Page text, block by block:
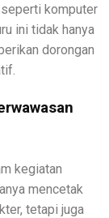
komputer
ini tidak hanya
dorongan
kegiatan
mencetak
tetapi juga